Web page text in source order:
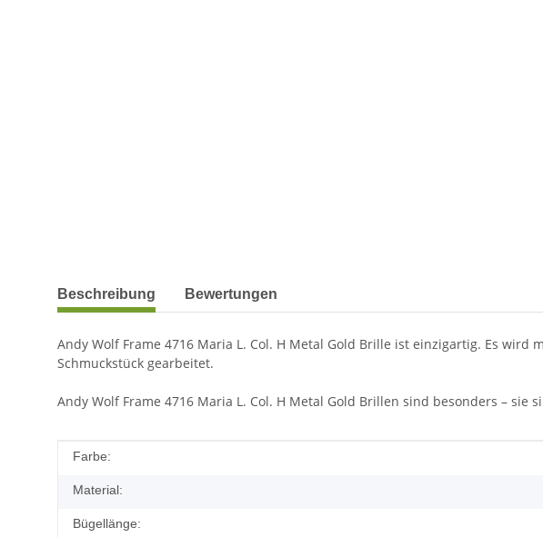
weitere Registerkarten anzeigen
Beschreibung Bewertungen
Andy Wolf Frame 4716 Maria L. Col. H Metal Gold Brille ist einzigartig. Es
Schmuckstück gearbeitet.
Andy Wolf Frame 4716 Maria L. Col. H Metal Gold Brillen sind besonders – sie
Produkteigenschaft
Wert
Farbe:
Material:
Bügellänge: